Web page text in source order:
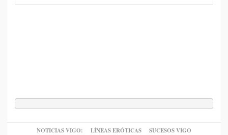
NOTICIAS VIGO: LÍNEAS ERÓTICAS
SUCESOS VIGO